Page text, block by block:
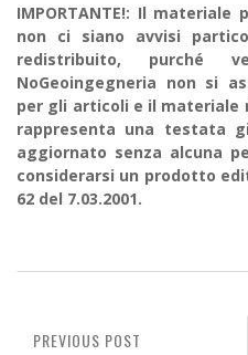
IMPORTANTE!: Il
non ci siano avvisi
redistribuito, purché
NoGeoingegneria non si
per gli articoli e il materiale
rappresenta una testata
aggiornato senza alcuna
considerarsi un prodotto
62 del 7.03.2001.
PREVIOUS POST